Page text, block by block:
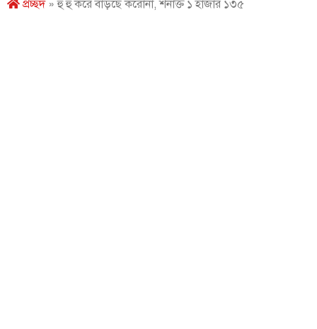
প্রচ্ছদ» হু হু করে বাড়ছে করোনা, শনাক্ত ১ হাজার ১৩৫